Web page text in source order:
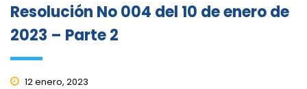
Resolución No 004 del 10 de enero de
2023 – Parte 2
12 enero, 2023